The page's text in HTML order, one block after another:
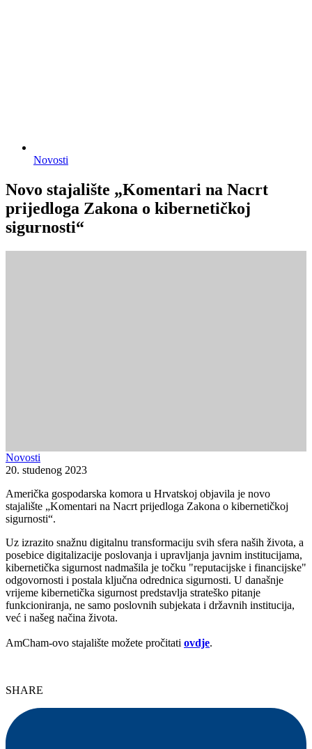
Novosti
Novo stajalište „Komentari na Nacrt
prijedloga Zakona o kibernetičkoj
sigurnosti“
Novosti
20. studenog 2023
Američka gospodarska komora u Hrvatskoj objavila je novo
stajalište „Komentari na Nacrt prijedloga Zakona o kibernetičkoj
sigurnosti“.
Uz izrazito snažnu digitalnu transformaciju svih sfera naših života, a
posebice digitalizacije poslovanja i upravljanja javnim institucijama,
kibernetička sigurnost nadmašila je točku "reputacijske i financijske"
odgovornosti i postala ključna odrednica sigurnosti. U današnje
vrijeme kibernetička sigurnost predstavlja strateško pitanje
funkcioniranja, ne samo poslovnih subjekata i državnih institucija,
već i našeg načina života.
AmCham-ovo stajalište možete pročitati ovdje.
SHARE